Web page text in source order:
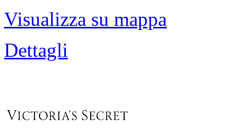
Visualizza su mappa
Dettagli